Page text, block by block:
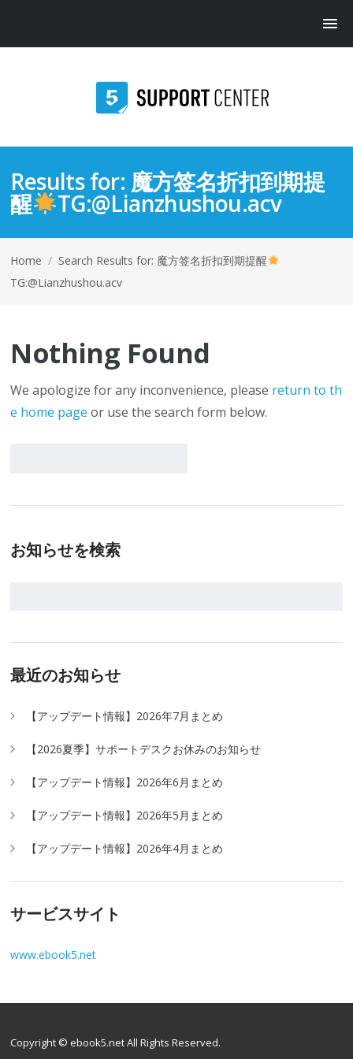
Results for: 魔方签名折扣到期提
醒 TG:@Lianzhushou.acv
Home / Search Results for: 魔方签名折扣到期提醒
TG:@Lianzhushou.acv
Nothing Found
We apologize for any inconvenience, please return to th
e home page or use the search form below.
お知らせを検索
最近のお知らせ
【アップデート情報】2026年7月まとめ
【2026夏季】サポートデスクお休みのお知らせ
【アップデート情報】2026年6月まとめ
【アップデート情報】2026年5月まとめ
【アップデート情報】2026年4月まとめ
サービスサイト
www.ebook5.net
Copyright © ebook5.net All Rights Reserved.